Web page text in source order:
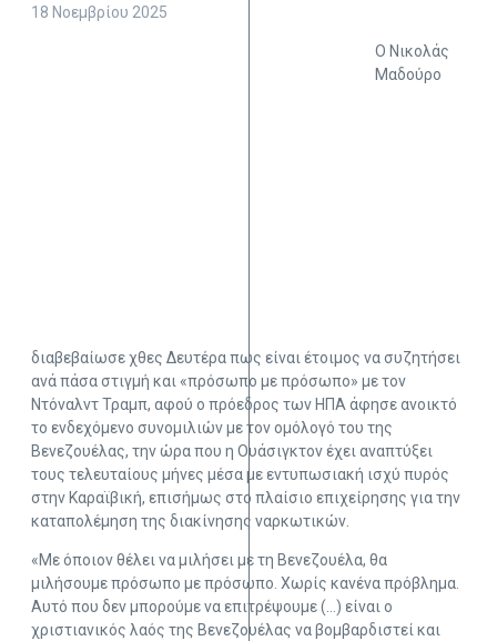
18 Νοεμβρίου 2025
Ο Νικολάς
Μαδούρο
διαβεβαίωσε χθες Δευτέρα πως είναι έτοιμος να συζητήσει
ανά πάσα στιγμή και «πρόσωπο με πρόσωπο» με τον
Ντόναλντ Τραμπ, αφού ο πρόεδρος των ΗΠΑ άφησε ανοικτό
το ενδεχόμενο συνομιλιών με τον ομόλογό του της
Βενεζουέλας, την ώρα που η Ουάσιγκτον έχει αναπτύξει
τους τελευταίους μήνες μέσα με εντυπωσιακή ισχύ πυρός
στην Καραϊβική, επισήμως στο πλαίσιο επιχείρησης για την
καταπολέμηση της διακίνησης ναρκωτικών.
«Με όποιον θέλει να μιλήσει με τη Βενεζουέλα, θα
μιλήσουμε πρόσωπο με πρόσωπο. Χωρίς κανένα πρόβλημα.
Αυτό που δεν μπορούμε να επιτρέψουμε (…) είναι ο
χριστιανικός λαός της Βενεζουέλας να βομβαρδιστεί και